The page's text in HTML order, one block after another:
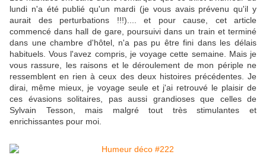
lundi n'a été publié qu'un mardi (je vous avais prévenu qu'il y
aurait des perturbations !!!).... et pour cause, cet article
commencé dans hall de gare, poursuivi dans un train et terminé
dans une chambre d'hôtel, n'a pas pu être fini dans les délais
habituels. Vous l'avez compris, je voyage cette semaine. Mais je
vous rassure, les raisons et le déroulement de mon périple ne
ressemblent en rien à ceux des deux histoires précédentes. Je
dirai, même mieux, je voyage seule et j'ai retrouvé le plaisir de
ces évasions solitaires, pas aussi grandioses que celles de
Sylvain Tesson, mais malgré tout très stimulantes et
enrichissantes pour moi.